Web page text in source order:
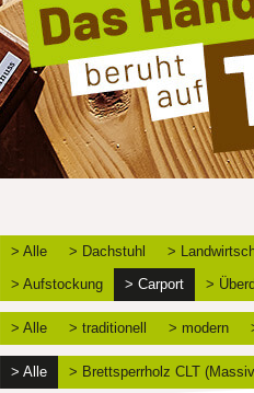
> Alle > Dachstuhl >
> Aufstockung
> Carport >
> Alle > traditionell > modern
> Alle > Brettsperrholz CLT